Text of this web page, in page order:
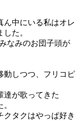
ん中にいる私はオレ
た。
なみのお団子頭が
動しつつ、フリコピ
達が歌ってきた
クタクはやっぱ好き